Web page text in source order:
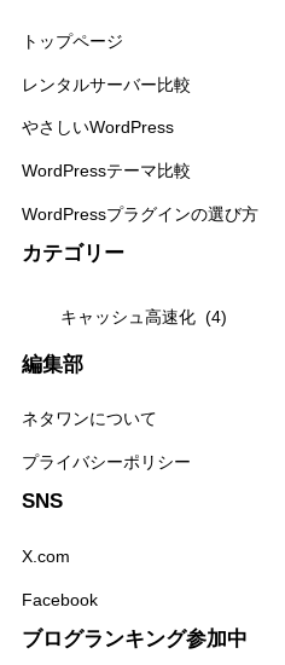
トップページ
レンタルサーバー比較
やさしいWordPress
WordPressテーマ比較
WordPressプラグインの選び方
カテゴリー
テ
リー
編集部
ネタワンについて
プライバシーポリシー
SNS
X.com
Facebook
ブログランキング参加中